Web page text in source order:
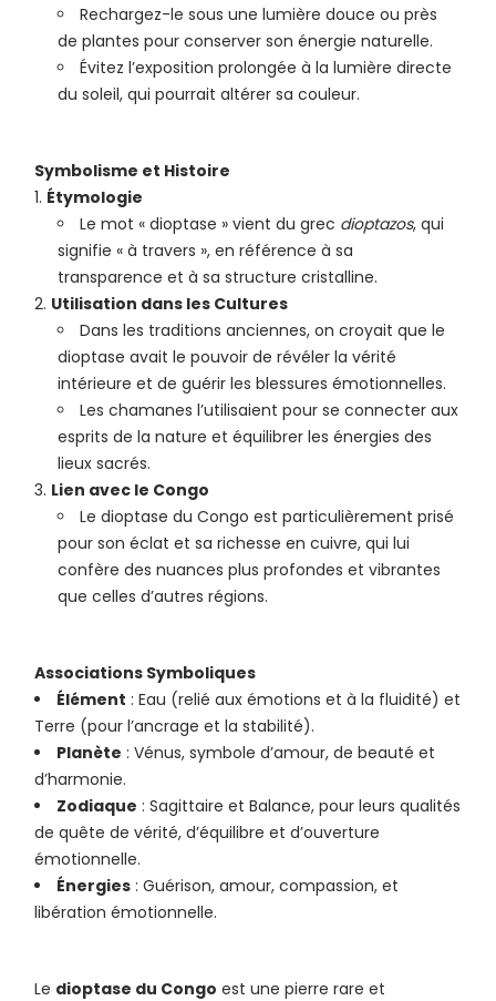
Rechargez-le sous une lumière douce ou près
de plantes pour conserver son énergie naturelle.
Évitez l’exposition prolongée à la lumière directe
du soleil, qui pourrait altérer sa couleur.
Symbolisme et Histoire
Étymologie
Le mot « dioptase » vient du grec dioptazos, qui
signifie « à travers », en référence à sa
transparence et à sa structure cristalline.
Utilisation dans les Cultures
Dans les traditions anciennes, on croyait que le
dioptase avait le pouvoir de révéler la vérité
intérieure et de guérir les blessures émotionnelles.
Les chamanes l’utilisaient pour se connecter aux
esprits de la nature et équilibrer les énergies des
lieux sacrés.
Lien avec le Congo
Le dioptase du Congo est particulièrement prisé
pour son éclat et sa richesse en cuivre, qui lui
confère des nuances plus profondes et vibrantes
que celles d’autres régions.
Associations Symboliques
Élément : Eau (relié aux émotions et à la fluidité) et
Terre (pour l’ancrage et la stabilité).
Planète : Vénus, symbole d’amour, de beauté et
d’harmonie.
Zodiaque : Sagittaire et Balance, pour leurs qualités
de quête de vérité, d’équilibre et d’ouverture
émotionnelle.
Énergies : Guérison, amour, compassion, et
libération émotionnelle.
Le dioptase du Congo est une pierre rare et